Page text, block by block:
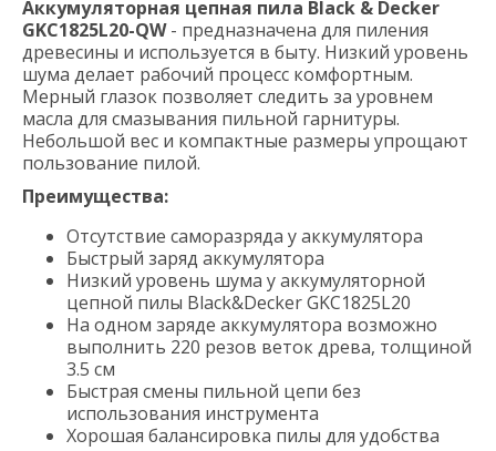
Аккумуляторная цепная пила Black & Decker
GKC1825L20-QW- предназначена для пиления
древесины и используется в быту. Низкий уровень
шума делает рабочий процесс комфортным.
Мерный глазок позволяет следить за уровнем
масла для смазывания пильной гарнитуры.
Небольшой вес и компактные размеры упрощают
пользование пилой.
Преимущества:
Отсутствие саморазряда у аккумулятора
Быстрый заряд аккумулятора
Низкий уровень шума у аккумуляторной
цепной пилы Black&Decker GKC1825L20
На одном заряде аккумулятора возможно
выполнить 220 резов веток древа, толщиной
3.5 см
Быстрая смены пильной цепи без
использования инструмента
Хорошая балансировка пилы для удобства